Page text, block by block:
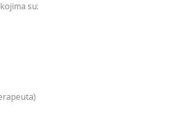
su: